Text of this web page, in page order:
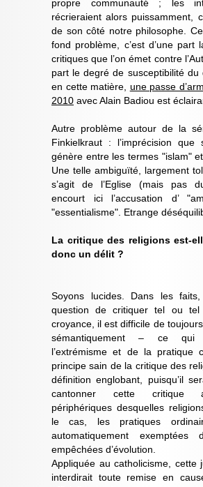
propre communauté ; les
récrieraient alors puissamment,
de son côté notre philosophe.
fond problème, c’est d’une part
critiques que l’on émet contre
part le degré de susceptibilité du
en cette matière, une passe
2010 avec Alain Badiou est
Autre problème autour de la
Finkielkraut : l’imprécision que
génère entre les termes "islam"
Une telle ambiguïté, largement
s’agit de l’Eglise (mais pas
encourt ici l’accusation d’
"essentialisme". Etrange
La critique des religions est-
donc un délit ?
Soyons lucides. Dans les faits,
question de critiquer tel ou tel
croyance, il est difficile de
sémantiquement – ce
l’extrémisme et de la pratique
principe sain de la critique des
définition englobant, puisqu’il
cantonner cette critique
périphériques desquelles
le cas, les pratiques
automatiquement exemptées
empêchées d’évolution.
Appliquée au catholicisme, cette
interdirait toute remise en